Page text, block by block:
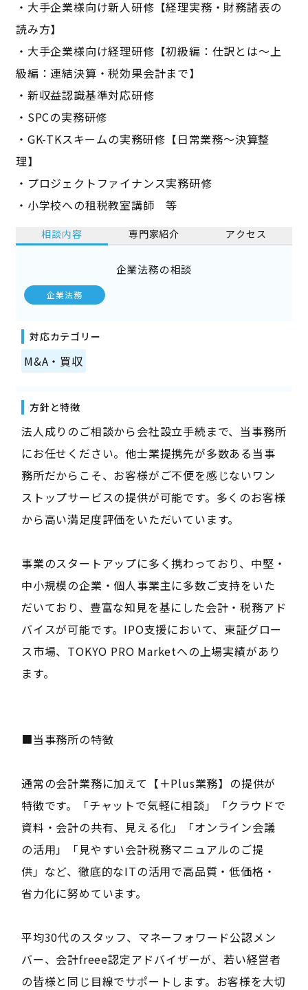
・大手企業様向け新人研修【経理実務・財務諸表の
読み方】
・大手企業様向け経理研修【初級編：仕訳とは〜上
級編：連結決算・税効果会計まで】
・新収益認識基準対応研修
・SPCの実務研修
・GK-TKスキームの実務研修【日常業務〜決算整
理】
・プロジェクトファイナンス実務研修
・小学校への租税教室講師 等
相談内容 専門家紹介 アクセス
企業法務の相談
企業法務
対応カテゴリー
M&A・買収
方針と特徴
法人成りのご相談から会社設立手続まで、当事務所
にお任せください。他士業提携先が多数ある当事
務所だからこそ、お客様がご不便を感じないワン
ストップサービスの提供が可能です。多くのお客様
から高い満足度評価をいただいています。
事業のスタートアップに多く携わっており、中堅・
中小規模の企業・個人事業主に多数ご支持をいた
だいており、豊富な知見を基にした会計・税務アド
バイスが可能です。IPO支援において、東証グロー
ス市場、TOKYO PRO Marketへの上場実績があり
ます。
■当事務所の特徴
通常の会計業務に加えて【＋Plus業務】の提供が
特徴です。「チャットで気軽に相談」「クラウドで
資料・会計の共有、見える化」「オンライン会議
の活用」「見やすい会計税務マニュアルのご提
供」など、徹底的なITの活用で高品質・低価格・
省力化に努めています。
平均30代のスタッフ、マネーフォワード公認メン
バー、会計freee認定アドバイザーが、若い経営者
の皆様と同じ目線でサポートします。お客様を大切